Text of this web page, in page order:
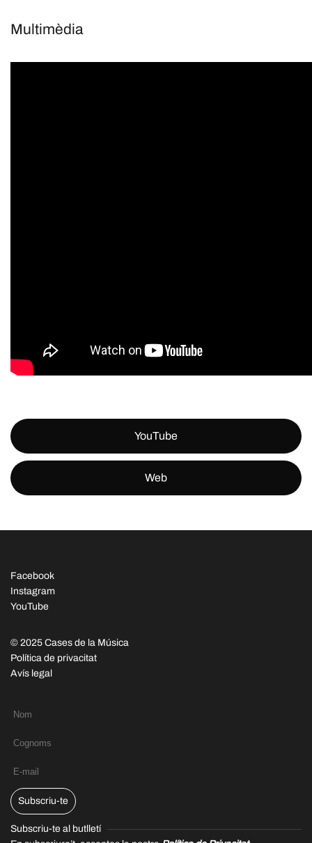
Multimèdia
YouTube
Web
Facebook
Instagram
YouTube
© 2025 Cases de la Música
Política de privacitat
Avís legal
Subscriu-te
Subscriu-te al butlletí